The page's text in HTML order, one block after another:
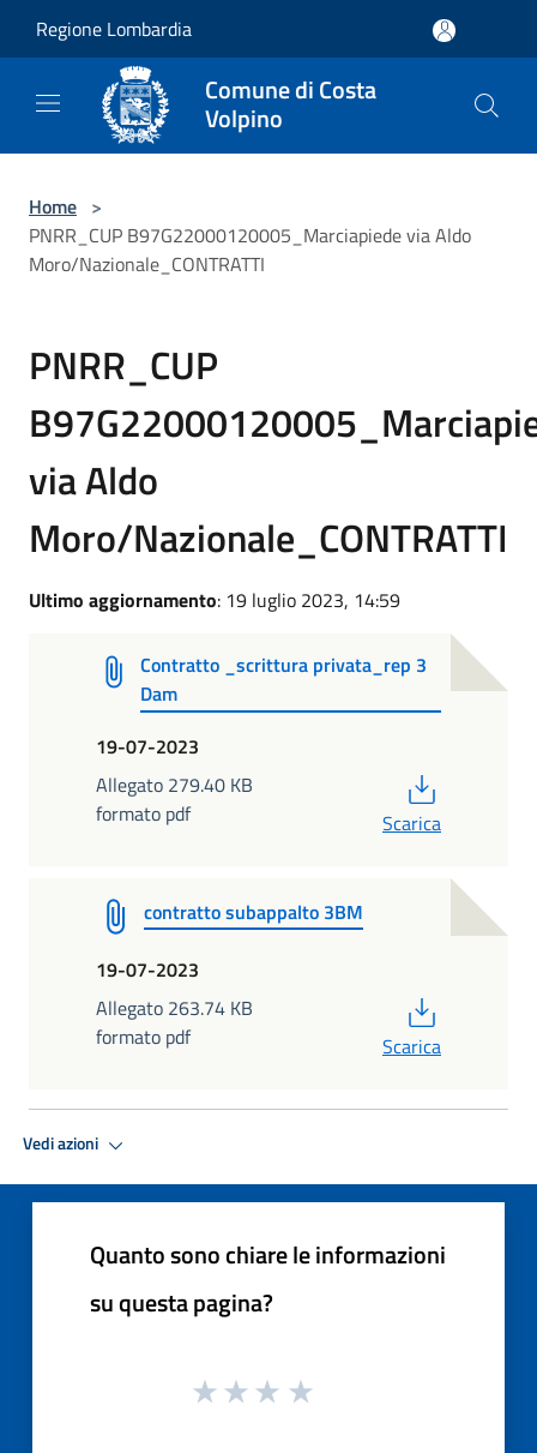
Regione Lombardia
Comune di Costa
Volpino
Home >
PNRR_CUP B97G22000120005_Marciapiede via Aldo
Moro/Nazionale_CONTRATTI
PNRR_CUP
via Aldo
Moro/Nazionale_CONTRATTI
Ultimo aggiornamento: 19 luglio 2023, 14:59
Contratto _scrittura privata_rep 3
Dam
19-07-2023
Allegato 279.40 KB
formato pdf
Scarica
contratto subappalto 3BM
19-07-2023
Allegato 263.74 KB
formato pdf
Scarica
Vedi azioni
Quanto sono chiare le informazioni
su questa pagina?